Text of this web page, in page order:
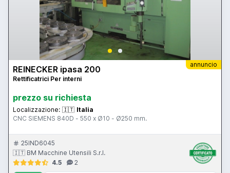
annuncio
REINECKER ipasa 200
Rettificatrici Per interni
prezzo su richiesta
Localizzazione: 🇮🇹 Italia
CNC SIEMENS 840D - 550 x Ø10 - Ø250 mm.
25IND6045
🇮🇹 BM Macchine Utensili S.r.l.
4.5
2